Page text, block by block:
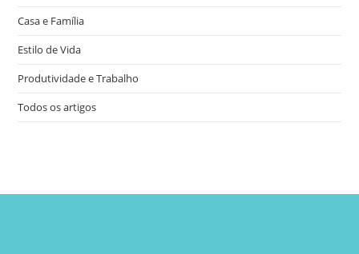
Casa e Família
Estilo de Vida
Produtividade e Trabalho
Todos os artigos